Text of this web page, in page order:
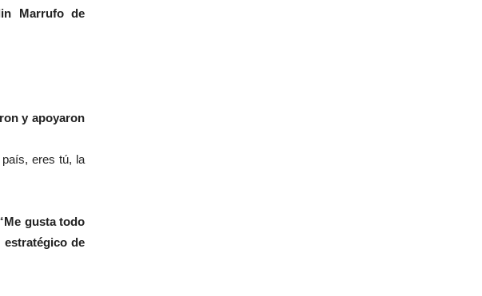
Marrufo de
y apoyaron
eres tú, la
gusta todo
estratégico de